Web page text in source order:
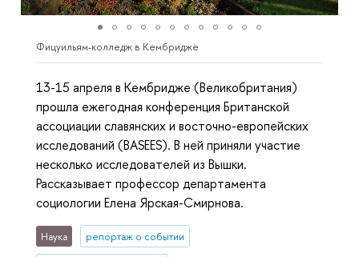
Фицуильям-колледж в Кембридже
13-15 апреля в Кембридже (Великобритания)
прошла ежегодная конференция Британской
ассоциации славянских и восточно-европейских
исследований (BASEES). В ней приняли участие
несколько исследователей из Вышки.
Рассказывает профессор департамента
социологии Елена Ярская-Смирнова.
Наука репортаж о событии